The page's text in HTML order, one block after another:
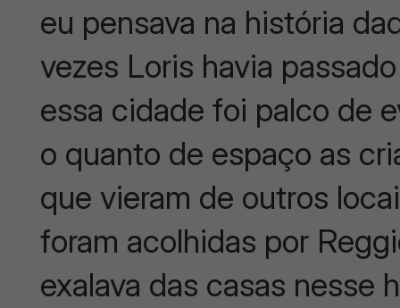
eu pensava na história
vezes Loris havia
essa cidade foi palco de
o quanto de espaço as
que vieram de outros
foram acolhidas por
exalava das casas nesse